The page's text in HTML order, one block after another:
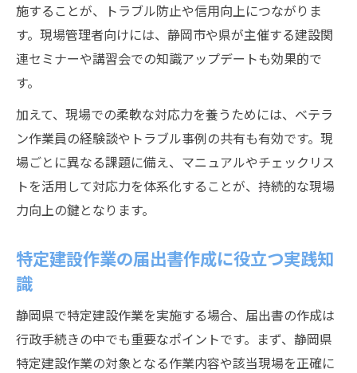
施することが、トラブル防止や信用向上につながりま
す。現場管理者向けには、静岡市や県が主催する建設関
連セミナーや講習会での知識アップデートも効果的で
す。
加えて、現場での柔軟な対応力を養うためには、ベテラ
ン作業員の経験談やトラブル事例の共有も有効です。現
場ごとに異なる課題に備え、マニュアルやチェックリス
トを活用して対応力を体系化することが、持続的な現場
力向上の鍵となります。
特定建設作業の届出書作成に役立つ実践知
識
静岡県で特定建設作業を実施する場合、届出書の作成は
行政手続きの中でも重要なポイントです。まず、静岡県
特定建設作業の対象となる作業内容や該当現場を正確に